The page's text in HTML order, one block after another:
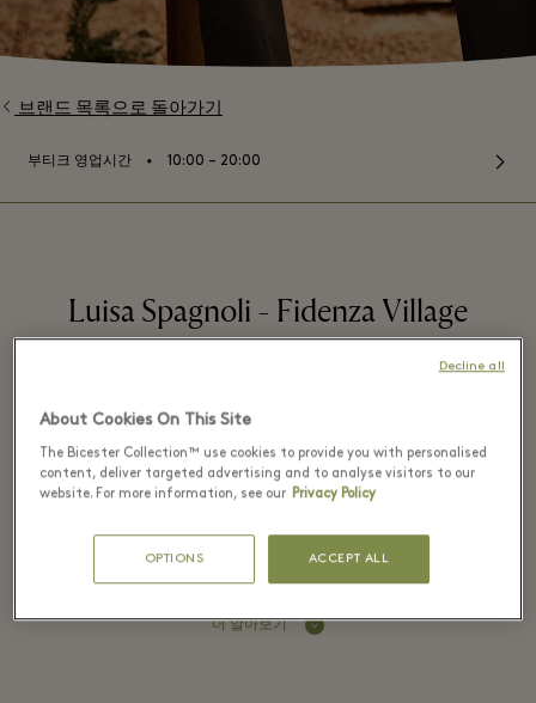
브랜드 목록으로 돌아가기
부티크 영업시간 ⬩ 10:00 – 20:00
Luisa Spagnoli - Fidenza Village
Luisa Spagnoli is a leading Italian
womenswear brand, founded in 1928,
which is named after its brilliant
designer.
더 알아보기
About Cookies On This Site
The Bicester Collection™ use cookies to provide you with personalised
content, deliver targeted advertising and to analyse visitors to our
website. For more information, see our Privacy Policy
OPTIONS ACCEPT ALL
Decline all